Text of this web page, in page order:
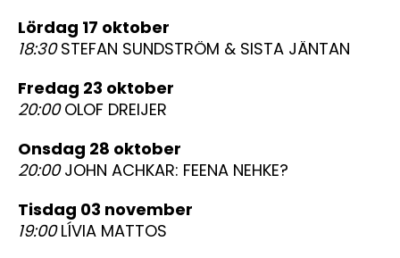
lördag 17 oktober
18:30STEFAN SUNDSTRÖM & SISTA JÄNTAN
fredag 23 oktober
20:00OLOF DREIJER
onsdag 28 oktober
20:00JOHN ACHKAR: FEENA NEHKE?
tisdag 03 november
19:00LÍVIA MATTOS